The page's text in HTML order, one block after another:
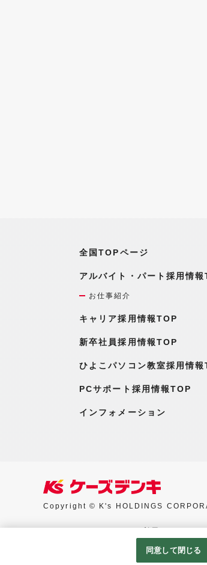
全国TOPページ
アルバイト・パート採用情
お仕事紹介
キャリア採用情報TOP
新卒社員採用情報TOP
ひよこパソコン教室採用情
PCサポート採用情報TOP
インフォメーション
Copyright © K's HOLDINGS
Googleアナリティクスの利用について
同意して閉じる